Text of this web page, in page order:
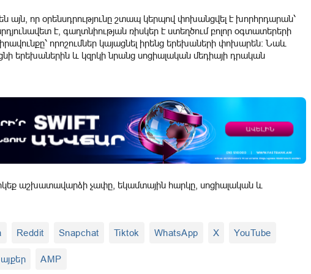
այն, որ օրենսդրությունը շտապ կերպով փոխանցվել է խորհրդարան՝
է, գաղտնիության ռիսկեր է ստեղծում բոլոր օգտատերերի
որոշումներ կայացնել իրենց երեխաների փոխարեն: Նաև
երեխաներին և կզրկի նրանց սոցիալական մեդիայի դրական
աշխատավարձի չափը, եկամտային հարկը, սոցիալական և
Reddit Snapchat Tiktok WhatsApp X YouTube
AMP